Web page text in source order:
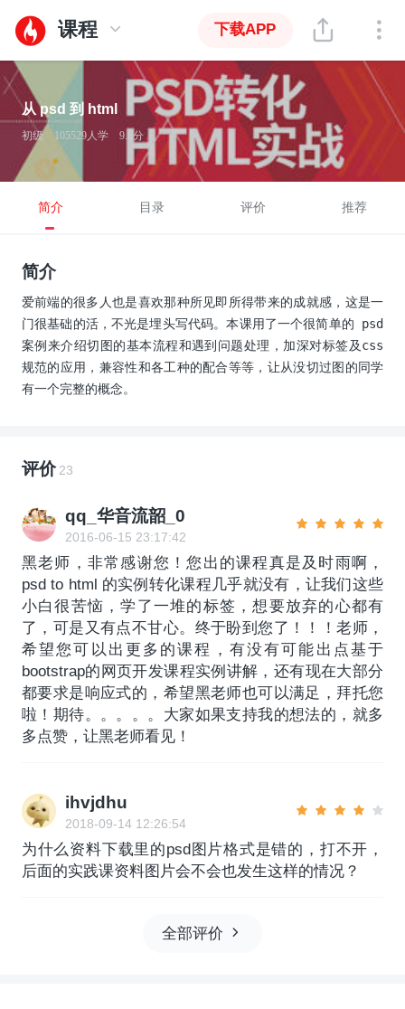
课程 下载APP
从 psd 到 html
初级 105529人学 9.6分
简介 目录 评价 推荐
简介
爱前端的很多人也是喜欢那种所见即所得带来的成就感，这是一
门很基础的活，不光是埋头写代码。本课用了一个很简单的 psd
案例来介绍切图的基本流程和遇到问题处理，加深对标签及css
规范的应用，兼容性和各工种的配合等等，让从没切过图的同学
有一个完整的概念。
评价 23
qq_华音流韶_0
2016-06-15 23:17:42
黑老师，非常感谢您！您出的课程真是及时雨啊，
psd to html 的实例转化课程几乎就没有，让我们这些
小白很苦恼，学了一堆的标签，想要放弃的心都有
了，可是又有点不甘心。终于盼到您了！！！老师，
希望您可以出更多的课程，有没有可能出点基于
bootstrap的网页开发课程实例讲解，还有现在大部分
都要求是响应式的，希望黑老师也可以满足，拜托您
啦！期待。。。。。大家如果支持我的想法的，就多
多点赞，让黑老师看见！
ihvjdhu
2018-09-14 12:26:54
为什么资料下载里的psd图片格式是错的，打不开，
后面的实践课资料图片会不会也发生这样的情况？
全部评价